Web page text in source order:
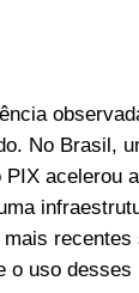
No Brasil,
acelerou
o uso